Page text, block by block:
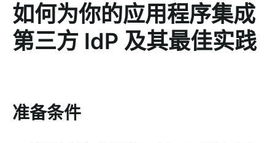
如何为你的应用程序集成
第三方 IdP 及其最佳实践
准备条件